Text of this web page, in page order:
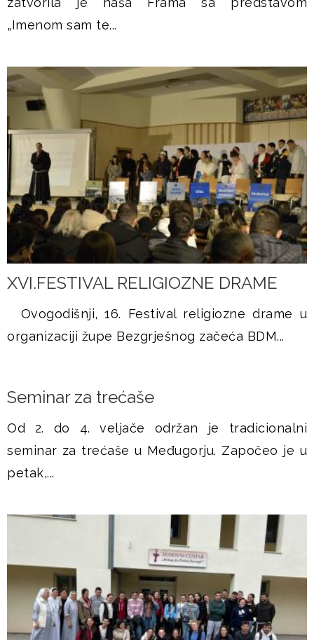
„Imenom sam te...
XVI.FESTIVAL RELIGIOZNE DRAME
Ovogodišnji, 16. Festival religiozne drame u
organizaciji župe Bezgrješnog začeća BDM...
Seminar za trećaše
Od 2. do 4. veljače održan je tradicionalni
seminar za trećaše u Međugorju. Započeo je u
petak,...